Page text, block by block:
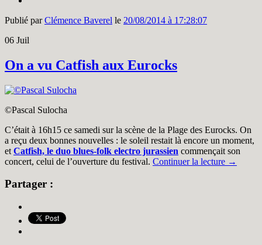
Publié parClémence Baverel le 20/08/2014 à 17:28:07
06 Juil
On a vu Catfish aux Eurocks
©Pascal Sulocha
C’était à 16h15 ce samedi sur la scène de la Plage des Eurocks. On
a reçu deux bonnes nouvelles : le soleil restait là encore un moment,
et Catfish, le duo blues-folk electro jurassien commençait son
concert, celui de l’ouverture du festival. Continuer la lecture →
Partager :